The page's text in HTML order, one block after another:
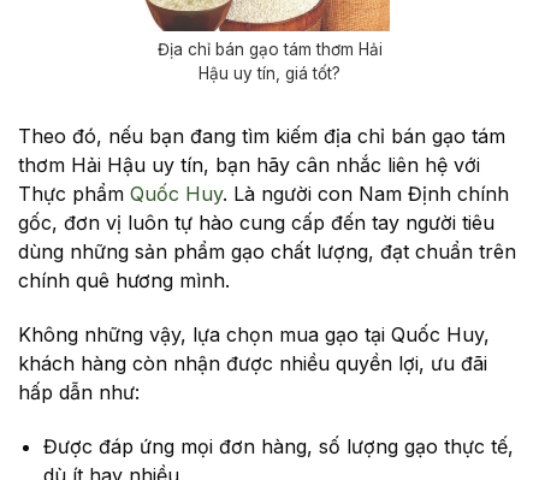
Địa chỉ bán gạo tám thơm Hải
Hậu uy tín, giá tốt?
Theo đó, nếu bạn đang tìm kiếm địa chỉ bán gạo tám
thơm Hải Hậu uy tín, bạn hãy cân nhắc liên hệ với
Thực phẩm Quốc Huy. Là người con Nam Định chính
gốc, đơn vị luôn tự hào cung cấp đến tay người tiêu
dùng những sản phẩm gạo chất lượng, đạt chuẩn trên
chính quê hương mình.
Không những vậy, lựa chọn mua gạo tại Quốc Huy,
khách hàng còn nhận được nhiều quyền lợi, ưu đãi
hấp dẫn như:
Được đáp ứng mọi đơn hàng, số lượng gạo thực tế,